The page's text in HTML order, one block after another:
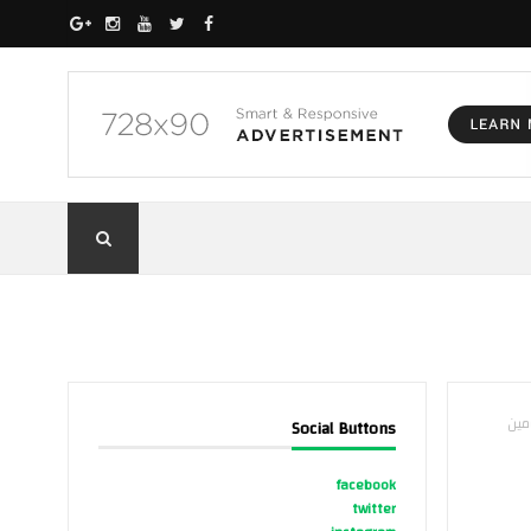
Social Buttons
facebook
twitter